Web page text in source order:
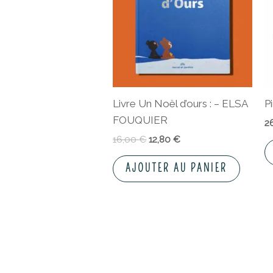
Livre Un Noël d’ours : – ELSA
FOUQUIER
16,00€ 12,80€
AJOUTER AU PANIER